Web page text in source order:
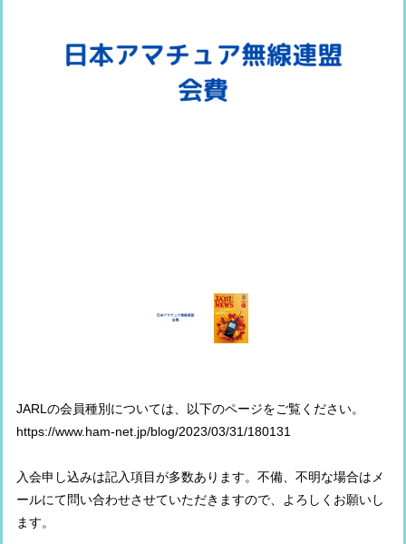
JARLの会員種別については、以下のページをご覧ください。
https://www.ham-net.jp/blog/2023/03/31/180131
入会申し込みは記入項目が多数あります。不備、不明な場合はメ
ールにて問い合わせさせていただきますので、よろしくお願いし
ます。